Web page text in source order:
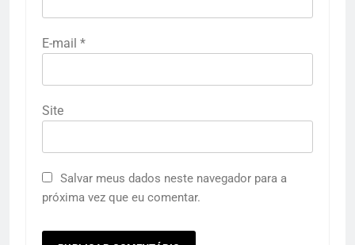
E-mail *
Site
Salvar meus dados neste navegador para a
próxima vez que eu comentar.